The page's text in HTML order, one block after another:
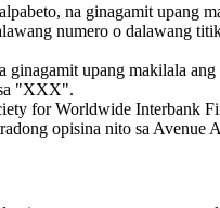
na ginagamit upang
numero o dalawang
upang makilala
sa "XXX".
for Worldwide
opisina nito sa